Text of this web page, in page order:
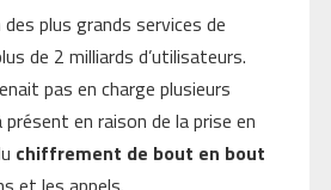
plus grands services de
de 2 milliards d’utilisateurs.
pas en charge plusieurs
présent en raison de la prise en
chiffrement de bout en bout